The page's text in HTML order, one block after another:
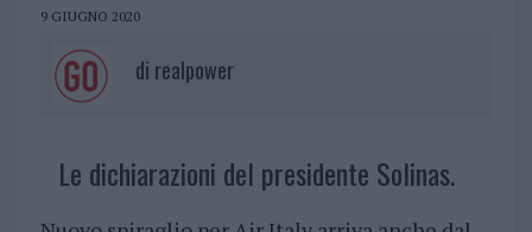
9 GIUGNO 2020
di realpower
Le dichiarazioni del presidente Solinas.